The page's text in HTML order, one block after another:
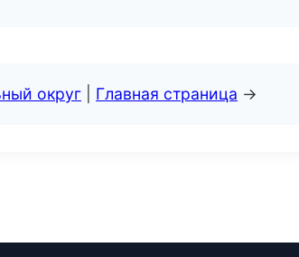
округ Главная страница →